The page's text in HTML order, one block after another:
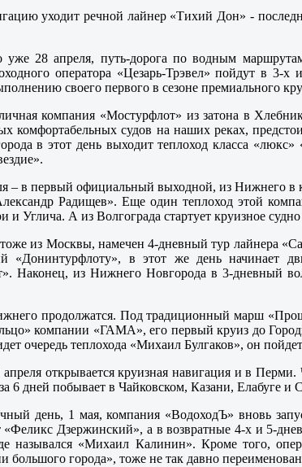
уходит речной лайнер «Тихий Дон» -
28 апреля, путь-дорога по водным
оператора «Цезарь-Трэвел» пойдут в
своего первого в сезоне премиального
компания «Мостурфлот» из затона в
комфортабельных судов на наших реках,
в этот день выходит теплоход класса
– в первый официальный выходной, из Нижнего в
Радищев». Еще один теплоход этой
и Углича. А из Волгограда стартует круизное
из Москвы, намечен 4-дневный тур лайнера
«Донинтурфлоту», в этот же день начинает
Наконец, из Нижнего Новгорода в 3-дневный
продолжатся. Под традиционный марш
компании «ГАМА», его первый круиз до
очередь теплохода «Михаил Булгаков», он
открывается круизная навигация и в
6 дней побывает в Чайковском, Казани, Елабуге и
день, 1 мая, компания «ВодоходЪ» вновь
«Феликс Дзержинский», а в возвратные 4-х и 5-
назывался «Михаил Калинин». Кроме того,
большого города», тоже не так давно